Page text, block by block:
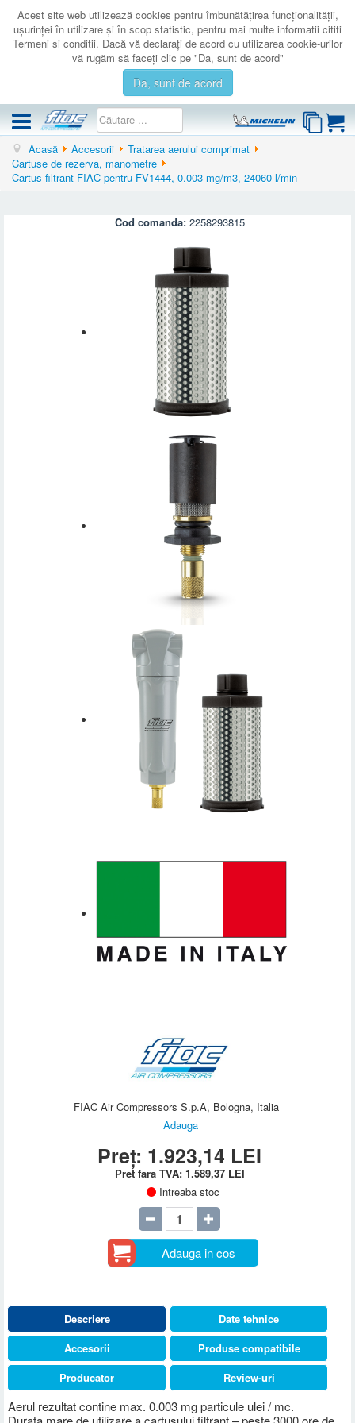
Acest site web utilizează cookies pentru îmbunătăţirea funcţionalităţii,
uşurinţei în utilizare şi în scop statistic, pentru mai multe informatii cititi
Termeni si conditii. Dacă vă declaraţi de acord cu utilizarea cookie-urilor
vă rugăm să faceţi clic pe "Da, sunt de acord"
Da, sunt de acord
COMPRESOARE
ACCESORII
AUTENTIFICARE
Acasă Accesorii
Tratarea aerului comprimat
Cartuse de rezerva, manometre
Cartus filtrant FIAC pentru FV1444, 0.003 mg/m3, 24060 l/min
Cod comanda: 2258293815
FIAC Air Compressors S.p.A, Bologna, Italia
Adauga
Preț: 1.923,14 LEI
Pret fara TVA: 1.589,37 LEI
Intreaba stoc
Adauga in cos
Descriere
Aerul rezultat contine max. 0.003 mg particule ulei / mc.
Date tehnice
Accesorii
Produse compatibile
Producator
Review-uri